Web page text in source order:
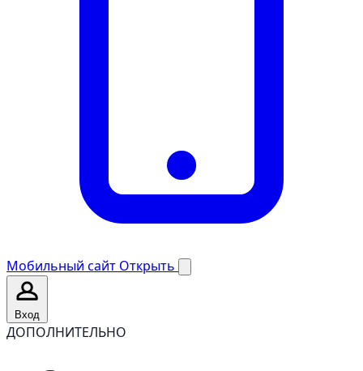
Мобильный сайт Открыть
Вход
ДОПОЛНИТЕЛЬНО